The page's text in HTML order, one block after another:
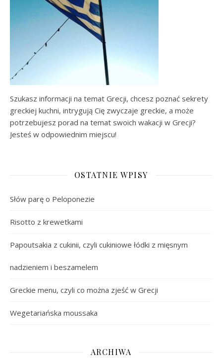
Szukasz informacji na temat Grecji, chcesz poznać sekrety
greckiej kuchni, intrygują Cię zwyczaje greckie, a może
potrzebujesz porad na temat swoich wakacji w Grecji?
Jesteś w odpowiednim miejscu!
OSTATNIE WPISY
Słów parę o Peloponezie
Risotto z krewetkami
Papoutsakia z cukinii, czyli cukiniowe łódki z mięsnym
nadzieniem i beszamelem
Greckie menu, czyli co można zjeść w Grecji
Wegetariańska moussaka
ARCHIWA